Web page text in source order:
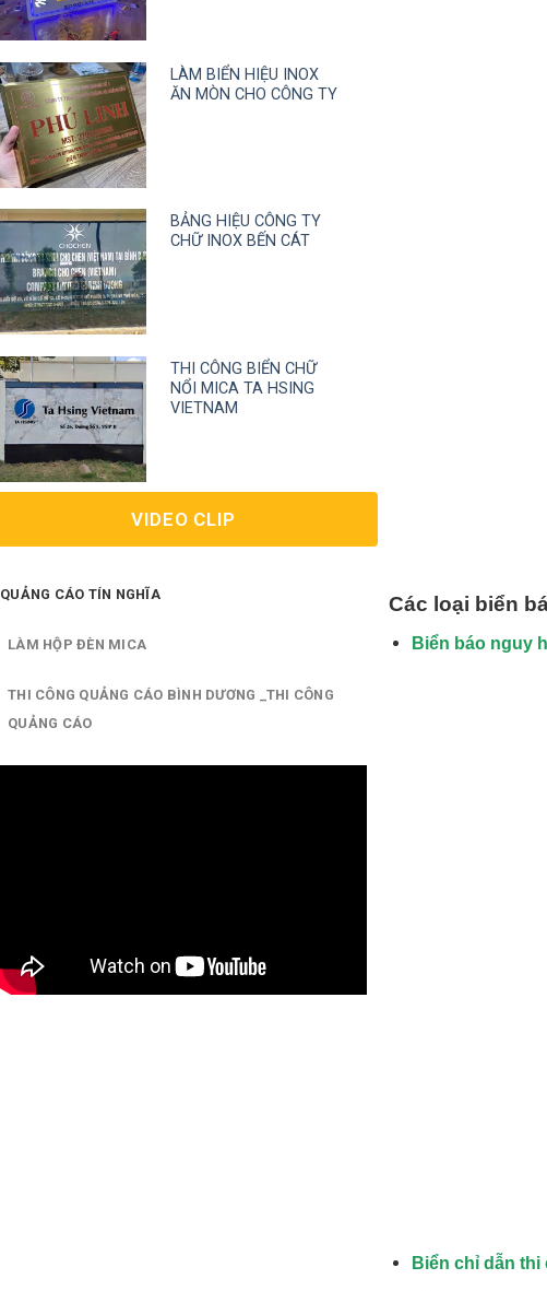
LÀM BIỂN HIỆU INOX
ĂN MÒN CHO CÔNG TY
BẢNG HIỆU CÔNG TY
CHỮ INOX BẾN CÁT
THI CÔNG BIỂN CHỮ
NỔI MICA TA HSING
VIETNAM
VIDEO CLIP
QUẢNG CÁO TÍN NGHĨA
LÀM HỘP ĐÈN MICA
THI CÔNG QUẢNG CÁO BÌNH DƯƠNG _THI CÔNG
QUẢNG CÁO
Các loại biển
Biển báo nguy
Biển chỉ dẫn thi